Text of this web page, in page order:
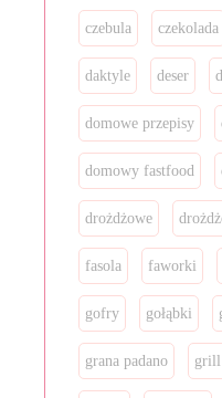
czebula czekolada
daktyle deser
domowe przepisy
domowy fastfood
drożdżowe
fasola faworki
gofry gołąbki
grana padano grill